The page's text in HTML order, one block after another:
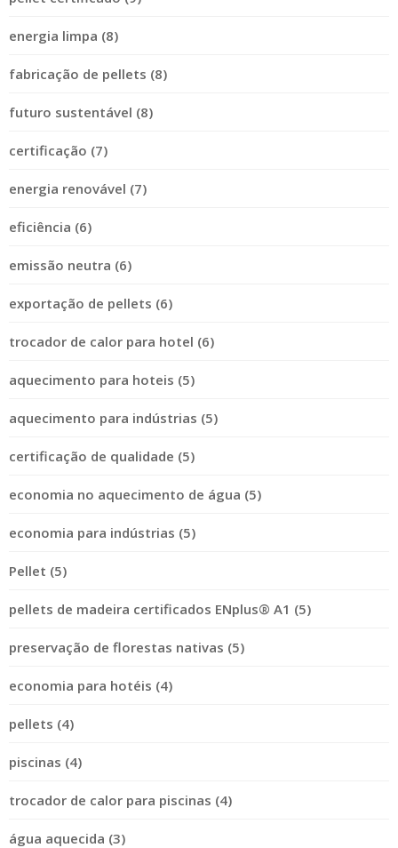
energia limpa (8)
fabricação de pellets (8)
futuro sustentável (8)
certificação (7)
energia renovável (7)
eficiência (6)
emissão neutra (6)
exportação de pellets (6)
trocador de calor para hotel (6)
aquecimento para hoteis (5)
aquecimento para indústrias (5)
certificação de qualidade (5)
economia no aquecimento de água (5)
economia para indústrias (5)
Pellet (5)
pellets de madeira certificados ENplus® A1 (5)
preservação de florestas nativas (5)
economia para hotéis (4)
pellets (4)
piscinas (4)
trocador de calor para piscinas (4)
água aquecida (3)